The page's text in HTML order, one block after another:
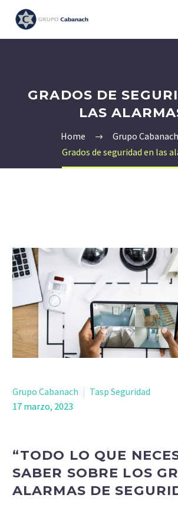
GRADOS DE
LAS
Home
Grupo Cabanach
Grados de seguridad en las
Grupo Cabanach
Tasp Seguridad
17 marzo, 2023
“TODO LO QUE
SABER SOBRE LOS
ALARMAS DE